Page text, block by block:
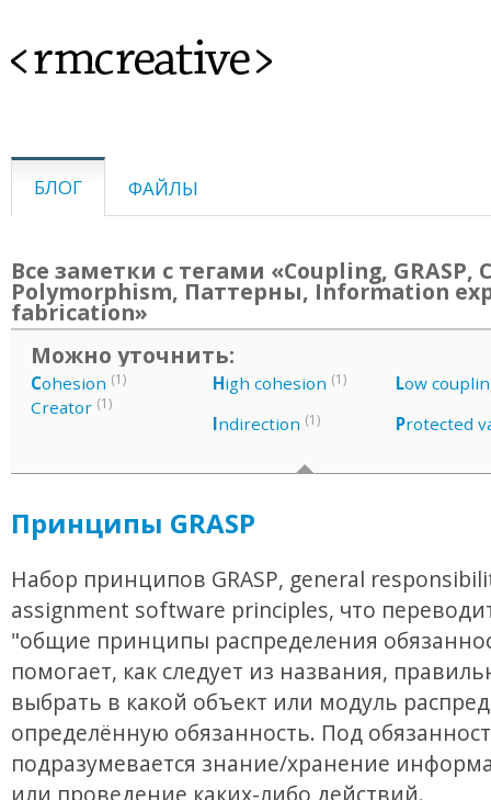
<rmcreative>
БЛОГ ФАЙЛЫ
Все заметки с тегами «Coupling, GRASP,
Polymorphism, Паттерны, Information
fabrication»
Можно уточнить:
Cohesion (1)
Creator (1)
High cohesion (1)
Indirection (1)
Low
Protected
Принципы GRASP
Набор принципов GRASP, general
assignment software principles, что
"общие принципы распределения
помогает, как следует из названия,
выбрать в какой объект или модуль
определённую обязанность. Под
подразумевается знание/хранение